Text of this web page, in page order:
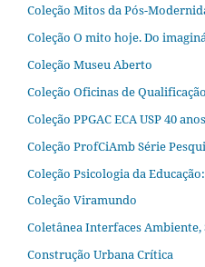
Coleção Mitos da Pós-
Coleção O mito hoje. Do
Coleção Museu Aberto
Coleção Oficinas de
Coleção PPGAC ECA USP 40 anos
Coleção ProfCiAmb Série
Coleção Psicologia da
Coleção Viramundo
Coletânea Interfaces
Construção Urbana Crítica